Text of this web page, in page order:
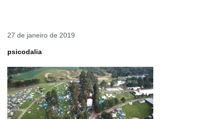
27 de janeiro de 2019
psicodalia